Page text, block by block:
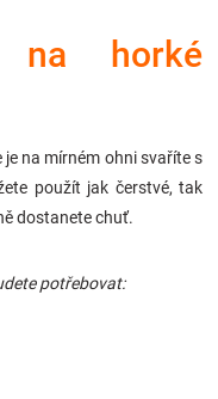
na horké
na mírném ohni svaříte s
použít jak čerstvé, tak
dostanete chuť.
potřebovat: